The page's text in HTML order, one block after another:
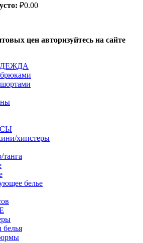
₽0.00
цен авторизуйтесь на сайте
хипстеры
танга
белье